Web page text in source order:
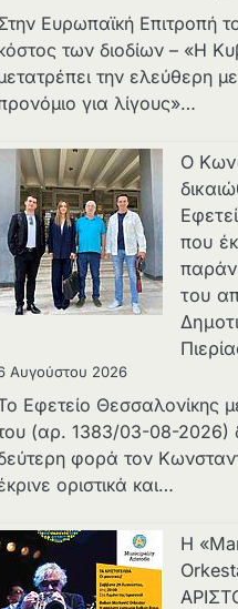
Ευρωπαϊκή Επιτροπή
των διοδίων – «Η
την ελεύθερη
για λίγους»…
Ο
που
του
Αυγούστου 2026
Εφετείο Θεσσαλονίκης
(αρ. 1383/03-08-2026)
φορά τον
οριστικά και…
Η